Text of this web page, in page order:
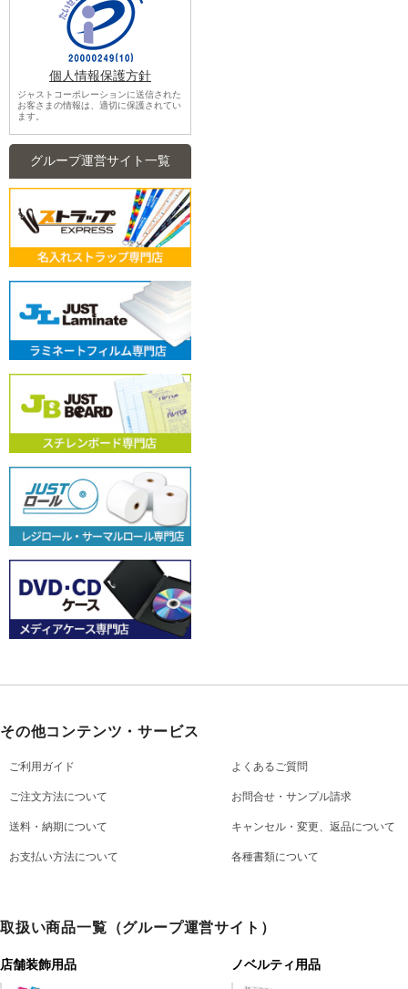
個人情報保護方針
ジャストコーポレーションに送信された
お客さまの情報は、適切に保護されてい
ます。
グループ運営サイト一覧
その他コンテンツ・サービス
ご利用ガイド
ご注文方法について
送料・納期について
お支払い方法について
よくあるご質問
お問合せ・サンプル請求
キャンセル・変更、返品について
各種書類について
取扱い商品一覧（グループ運営サイト）
店舗装飾用品 ノベルティ用品